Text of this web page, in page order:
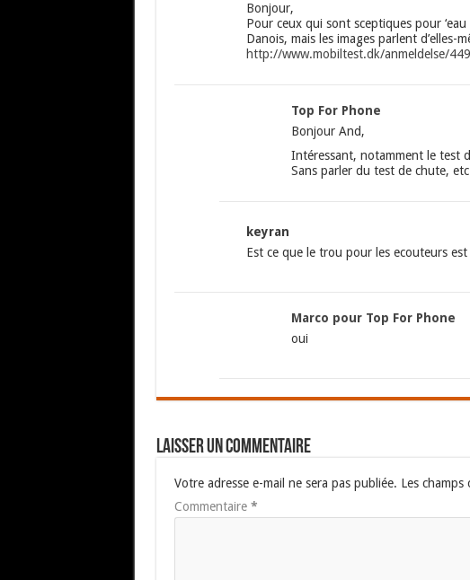
Bonjour,
Pour ceux qui sont sceptiques pour
Danois, mais les images parlent d’elles-
http://www.mobiltest.dk/anmeldelse/
Top For Phone
Bonjour And,
Intéressant, notamment le test
Sans parler du test de chute,
keyran
Est ce que le trou pour les ecouteurs
Marco pour Top For Phone
oui
Laisser un commentaire
Votre adresse e-mail ne sera pas publiée. Les
Commentaire *